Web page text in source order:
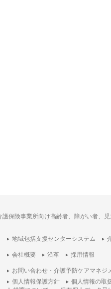
護保険事業所向け高齢者、障がい者、
地域包括支援センターシステム
会社概要 沿革 採用情報
お問い合わせ・介護予防ケアマネジ
個人情報保護方針
個人情報の取